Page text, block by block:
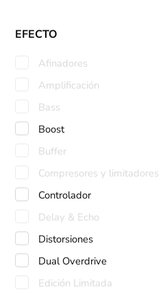
EFECTO
Afinadores
Amplificación
Bass
Boost
Buffer
Compresores y limitadores
Controlador
Delay & Echo
Distorsiones
Dual Overdrive
Edición Limitada